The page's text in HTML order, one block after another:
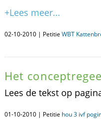
+Lees meer...
02-10-2010 | Petitie WBT
Het
Lees de tekst op
01-10-2010 | Petitie hou 3 ivf